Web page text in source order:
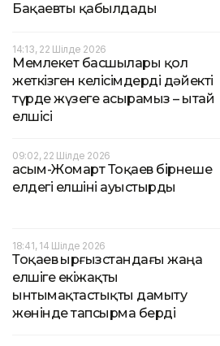
Бақаевты қабылдады
14:13, 22 Шілде 2026
Мемлекет басшылары қол
жеткізген келісімдерді дәйекті
түрде жүзеге асырамыз – Қытай
елшісі
09:02, 22 Шілде 2026
Қасым-Жомарт Тоқаев бірнеше
елдегі елшіні ауыстырды
18:41, 14 Шілде 2026
Тоқаев Қырғызстандағы жаңа
елшіге екіжақты
ынтымақтастықты дамыту
жөнінде тапсырма берді